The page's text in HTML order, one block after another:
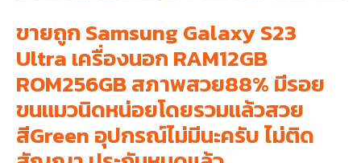
ขายถูก Samsung Galaxy S23
Ultra เครื่องนอก RAM12GB
ROM256GB สภาพสวย88% มีรอย
ขนแมวนิดหน่อยโดยรวมแล้วสวย
สีGreen อุปกรณ์ไม่มีนะครับ ไม่ติด